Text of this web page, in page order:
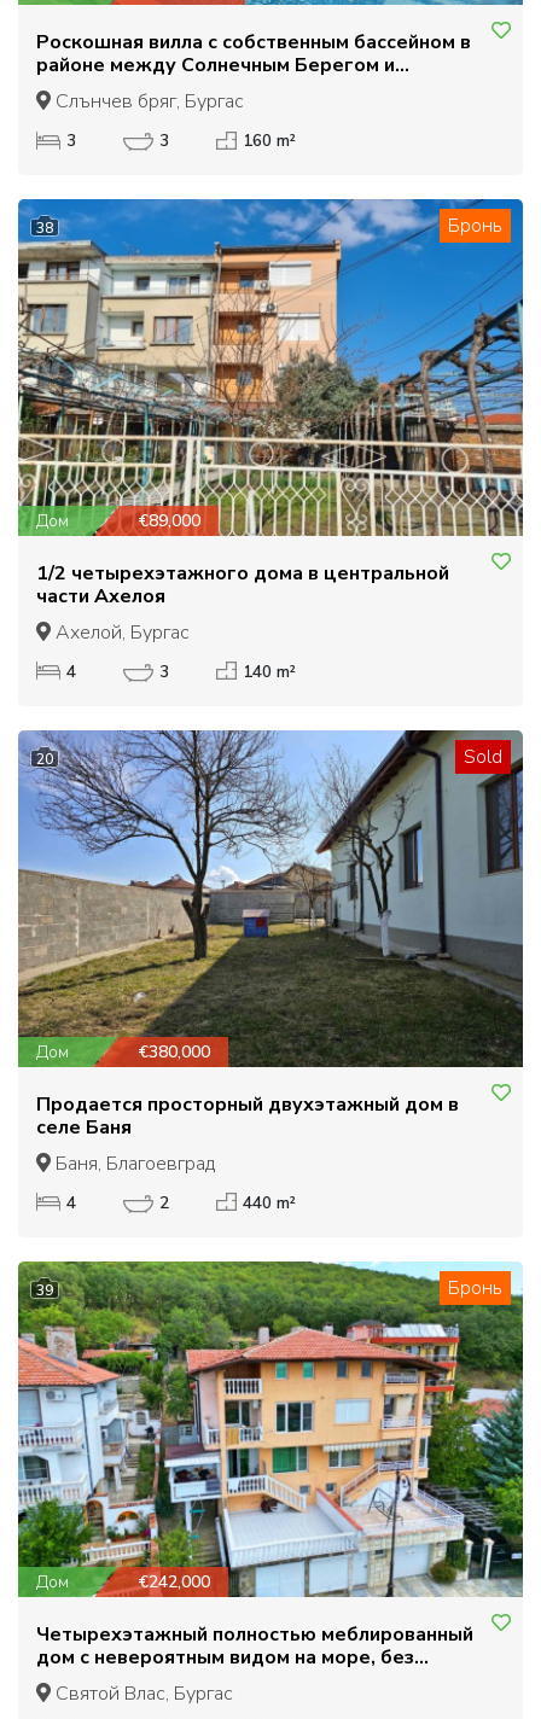
Роскошная вилла с собственным бассейном в
районе между Солнечным Берегом и
Кошарицей
Слънчев бряг, Бургас
3 3 160 m²
38 Бронь
Дом €89,000
1/2 четырехэтажного дома в центральной
части Ахелоя
Ахелой, Бургас
4 3 140 m²
20 Sold
Дом €380,000
Продается просторный двухэтажный дом в
селе Баня
Баня, Благоевград
4 2 440 m²
39 Бронь
Дом €242,000
Четырехэтажный полностью меблированный
дом с невероятным видом на море, без
поддержка.
Святой Влас, Бургас